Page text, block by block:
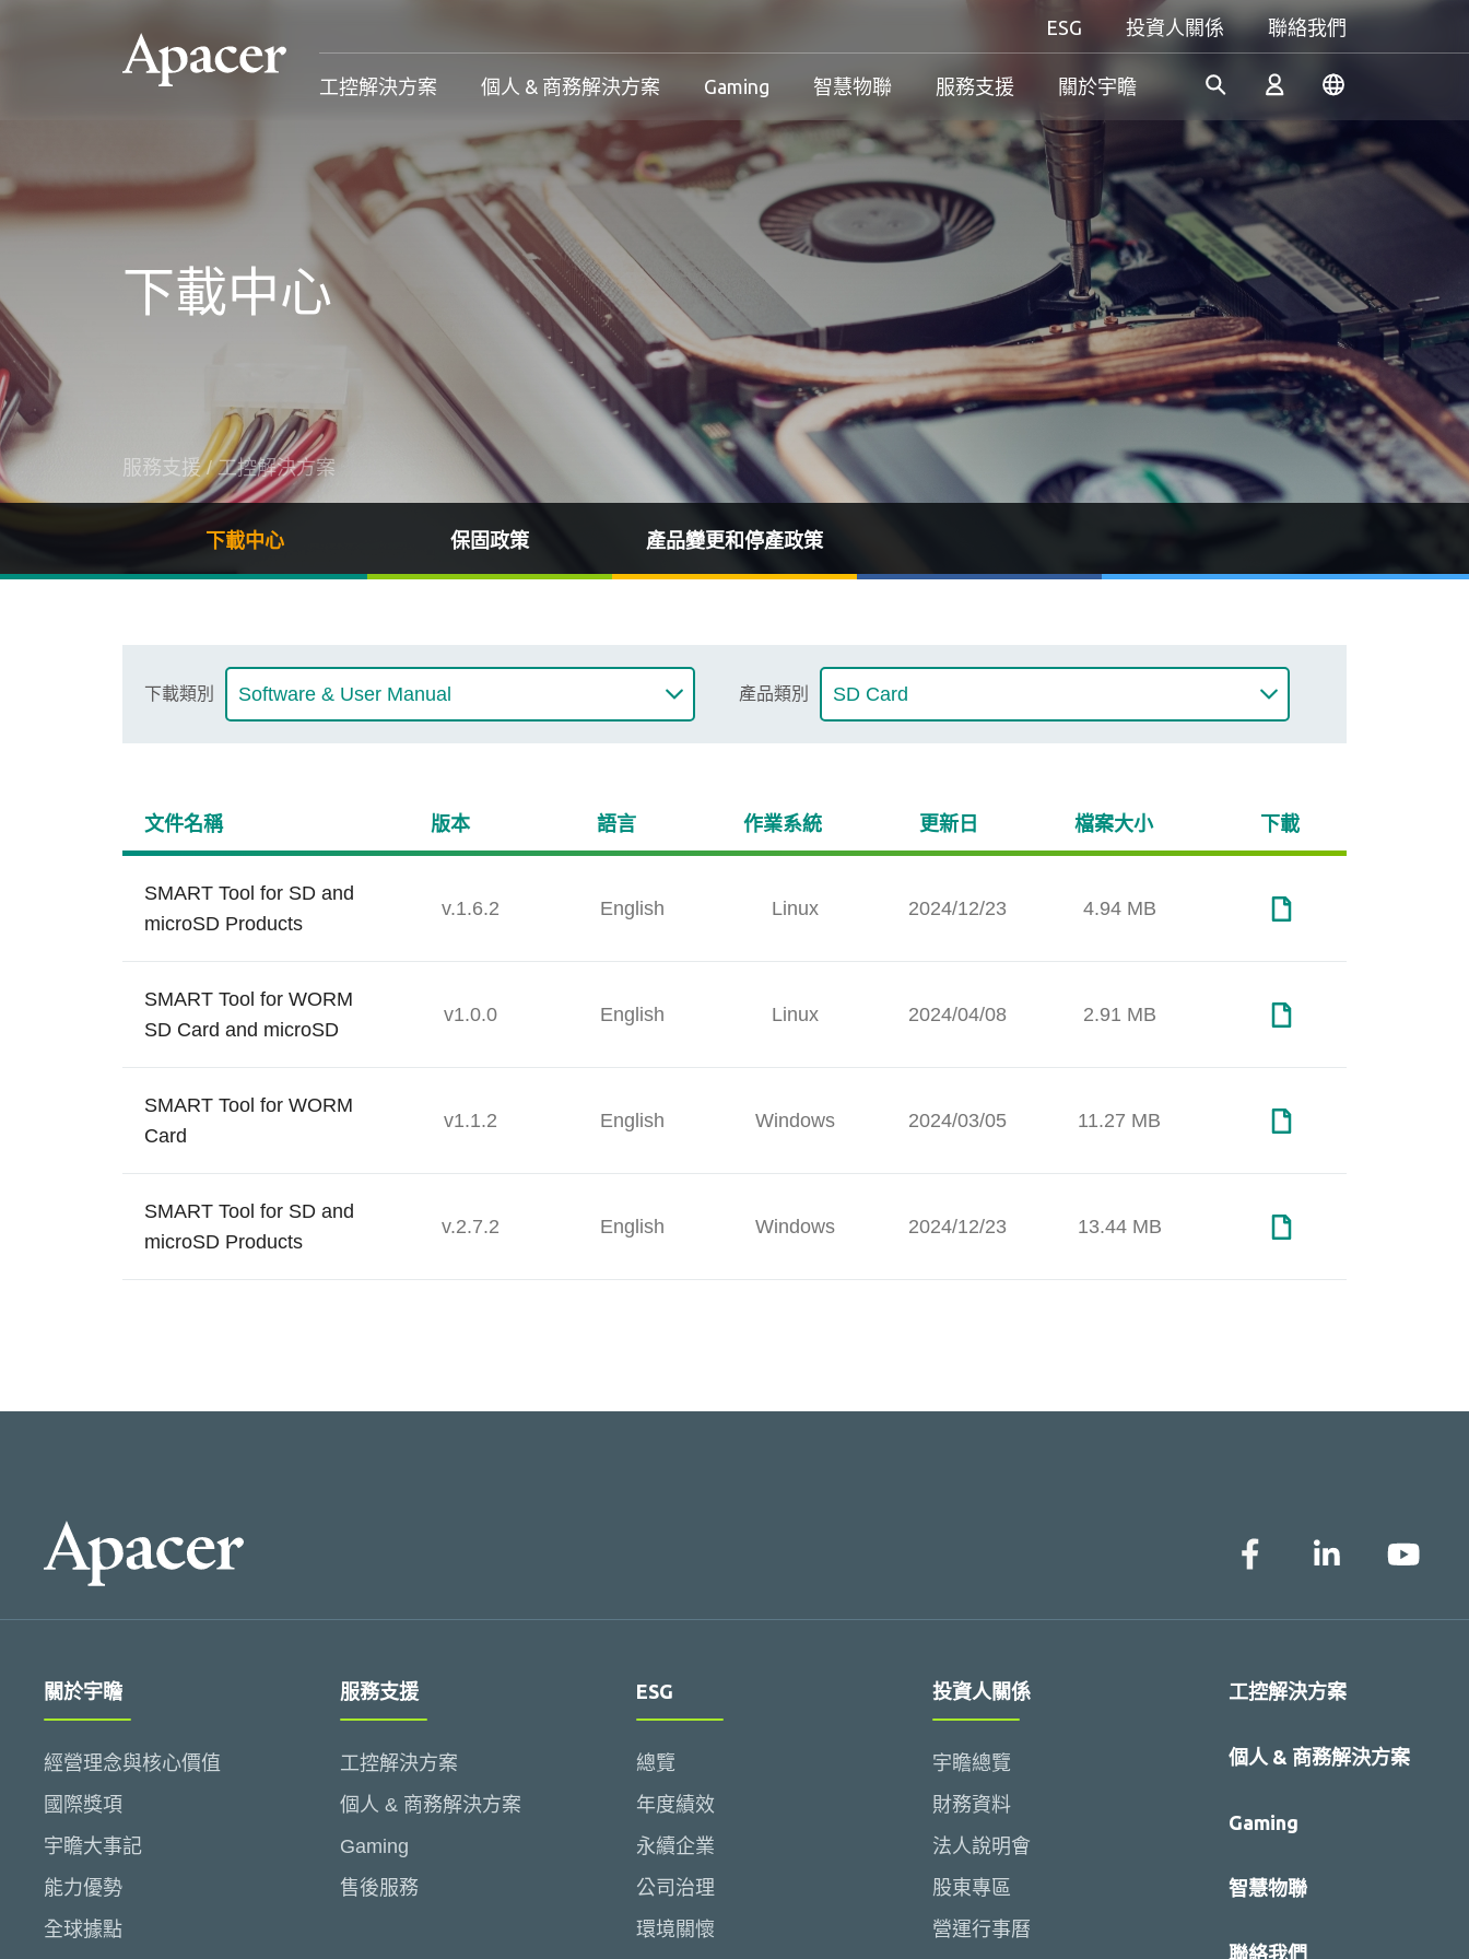
ESG 投資人關係 聯絡我們
工控解決方案
工控解決方案
工控解決方案總覽
固態硬碟
成功案例
技術
工控解決方案總覽
工控解決方案總覽
工控解決方案
憑藉多年的研發經驗，宇瞻持
續開發創新的工業應用SSD和
DRAM解決方案，滿足工業應
用多元需求。
個人 & 商務解決方案
個人 & 商務解決方案
個人 & 商務解決方案總覽
個人解決方案 產品
個人 & 商務解決方案總覽
個人 & 商務解決方案總覽
個人 & 商務解決方案
我們致力於研發可信賴的創新
產品和服務，為消費者提供高
效能、高穩定性和高價值的記
憶體模組和儲存裝置。我們的
產品可讓消費者輕鬆地在日常
生活中紀錄、儲存和分享數位
Gaming
Gaming
Gaming 產品
Gaming 總覽
Gaming 總覽
Gaming
無論是追求極致效能，還是講
究個人風格，宇瞻都能滿足你
對遊戲的所有期待，讓你盡情
釋放玩家本色！
智慧物聯 服務支援
服務支援
工控解決方案
個人 & 商務解決方案
Gaming
售後服務
工控解決方案
下載中心
保固政策
產品變更和停產政策
關於宇瞻
註冊
下載中心
服務支援/工控解決方案
下載中心 保固政策 產品變更和停產政策
下載類別 產品類別
文件名稱 版本 語言 作業系統 更新日 檔案大小 下載
SMART Tool for SD and
microSD Products
v.1.6.2 English Linux 2024/12/23 4.94 MB
SMART Tool for WORM
SD Card and microSD
v1.0.0 English Linux 2024/04/08 2.91 MB
SMART Tool for WORM
Card
v1.1.2 English Windows 2024/03/05 11.27 MB
SMART Tool for SD and
microSD Products
v.2.7.2 English Windows 2024/12/23 13.44 MB
關於宇瞻
經營理念與核心價值
國際獎項
宇瞻大事記
能力優勢
全球據點
服務支援
工控解決方案
個人 & 商務解決方案
Gaming
售後服務
ESG
總覽
年度績效
永續企業
公司治理
環境關懷
投資人關係
宇瞻總覽
財務資料
法人說明會
股東專區
營運行事曆
工控解決方案
個人 & 商務解決方案
Gaming
智慧物聯
聯絡我們